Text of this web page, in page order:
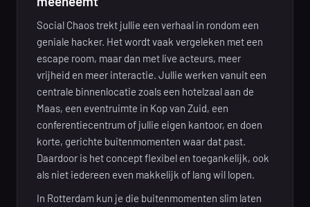
Social Chaos trekt jullie een verhaal in rondom een
geniale hacker. Het wordt vaak vergeleken met een
escape room, maar dan met live acteurs, meer
vrijheid en meer interactie. Jullie werken vanuit een
centrale binnenlocatie zoals een hotelzaal aan de
Maas, een eventruimte in Kop van Zuid, een
conferentiecentrum of jullie eigen kantoor, en doen
korte, gerichte buitenmomenten waar dat past.
Daardoor is het concept flexibel en toegankelijk, ook
als niet iedereen even makkelijk of lang wil lopen.
In Rotterdam kun je die buitenmomenten slim laten